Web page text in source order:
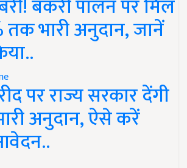
बकरी पालन पर मिल
तक भारी अनुदान, जानें
पर राज्य सरकार देंगी
अनुदान, ऐसे करें